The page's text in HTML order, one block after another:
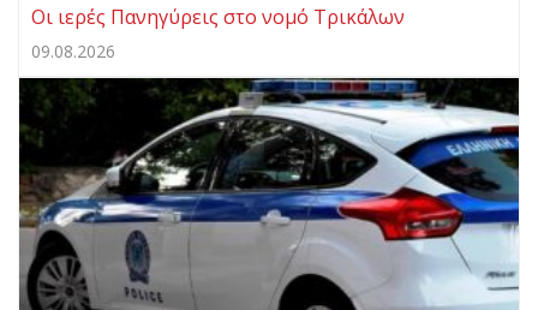
Οι ιερές Πανηγύρεις στο νομό Τρικάλων
09.08.2026